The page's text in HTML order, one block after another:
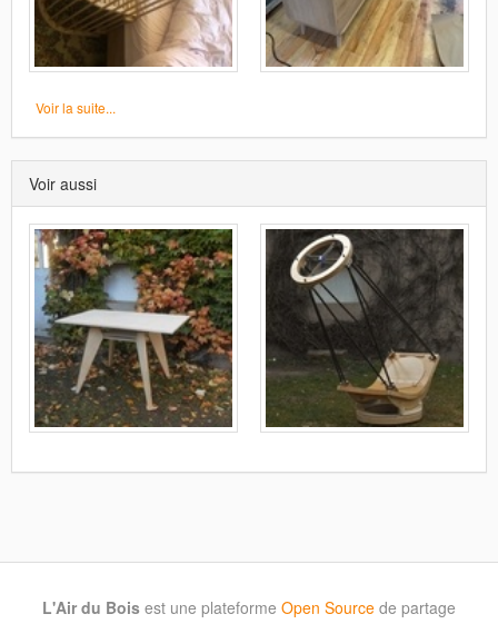
Voir la suite...
Voir aussi
L'Air du Bois est une plateforme Open Source de partage